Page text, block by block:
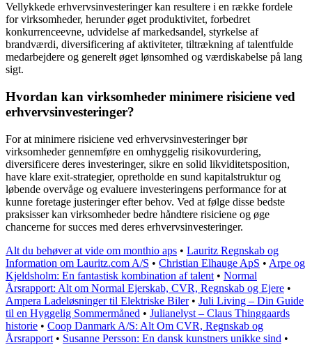
Vellykkede erhvervsinvesteringer kan resultere i en række fordele
for virksomheder, herunder øget produktivitet, forbedret
konkurrenceevne, udvidelse af markedsandel, styrkelse af
brandværdi, diversificering af aktiviteter, tiltrækning af talentfulde
medarbejdere og generelt øget lønsomhed og værdiskabelse på lang
sigt.
Hvordan kan virksomheder minimere risiciene ved
erhvervsinvesteringer?
For at minimere risiciene ved erhvervsinvesteringer bør
virksomheder gennemføre en omhyggelig risikovurdering,
diversificere deres investeringer, sikre en solid likviditetsposition,
have klare exit-strategier, opretholde en sund kapitalstruktur og
løbende overvåge og evaluere investeringens performance for at
kunne foretage justeringer efter behov. Ved at følge disse bedste
praksisser kan virksomheder bedre håndtere risiciene og øge
chancerne for succes med deres erhvervsinvesteringer.
Alt du behøver at vide om monthio aps • Lauritz Regnskab og
Information om Lauritz.com A/S • Christian Elhauge ApS • Arpe og
Kjeldsholm: En fantastisk kombination af talent • Normal
Årsrapport: Alt om Normal Ejerskab, CVR, Regnskab og Ejere •
Ampera Ladeløsninger til Elektriske Biler• Juli Living – Din Guide
til en Hyggelig Sommermåned • Julianelyst – Claus Thinggaards
historie • Coop Danmark A/S: Alt Om CVR, Regnskab og
Årsrapport • Susanne Persson: En dansk kunstners unikke sind •